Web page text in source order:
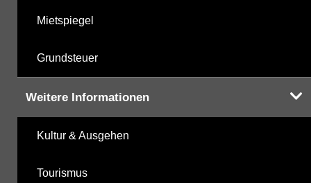
Mietspiegel
Grundsteuer
Weitere Informationen
Kultur & Ausgehen
Tourismus